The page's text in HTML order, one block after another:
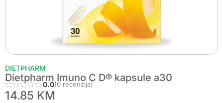
DIETPHARM
Dietpharm Imuno C D® kapsule a30
0.0(0 recenzija)
14.85 KM